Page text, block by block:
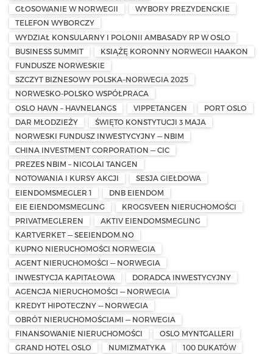
GŁOSOWANIE W NORWEGII
WYBORY PREZYDENCKIE
TELEFON WYBORCZY
WYDZIAŁ KONSULARNY I POLONII AMBASADY RP W OSLO
BUSINESS SUMMIT
KSIĄŻĘ KORONNY NORWEGII HAAKON
FUNDUSZE NORWESKIE
SZCZYT BIZNESOWY POLSKA–NORWEGIA 2025
NORWESKO-POLSKO WSPÓŁPRACA
OSLO HAVN – HAVNELANGS
VIPPETANGEN
PORT OSLO
DAR MŁODZIEŻY
ŚWIĘTO KONSTYTUCJI 3 MAJA
NORWESKI FUNDUSZ INWESTYCYJNY — NBIM
CHINA INVESTMENT CORPORATION — CIC
PREZES NBIM – NICOLAI TANGEN
NOTOWANIA I KURSY AKCJI
SESJA GIEŁDOWA
EIENDOMSMEGLER 1
DNB EIENDOM
EIE EIENDOMSMEGLING
KROGSVEEN NIERUCHOMOŚCI
PRIVATMEGLEREN
AKTIV EIENDOMSMEGLING
KARTVERKET — SEEIENDOM.NO
KUPNO NIERUCHOMOŚCI NORWEGIA
AGENT NIERUCHOMOŚCI — NORWEGIA
INWESTYCJA KAPITAŁOWA
DORADCA INWESTYCYJNY
AGENCJA NIERUCHOMOŚCI — NORWEGIA
KREDYT HIPOTECZNY — NORWEGIA
OBRÓT NIERUCHOMOŚCIAMI — NORWEGIA
FINANSOWANIE NIERUCHOMOŚCI
OSLO MYNTGALLERI
GRAND HOTEL OSLO
NUMIZMATYKA
100 DUKATÓW